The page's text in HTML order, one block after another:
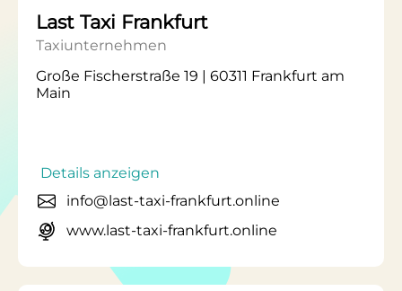
Last Taxi Frankfurt
Taxiunternehmen
Große Fischerstraße 19 | 60311 Frankfurt am
Main
Details anzeigen
info@last-taxi-frankfurt.online
www.last-taxi-frankfurt.online